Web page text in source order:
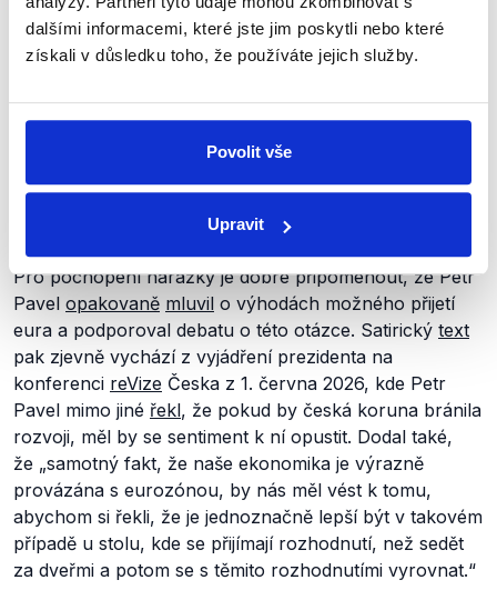
dalšími informacemi, které jste jim poskytli nebo které
získali v důsledku toho, že používáte jejich služby.
Povolit vše
Upravit
jako u koruny platí, že s českým jazykem sedíme za
dveřmi.“ V satirické verzi jsou argumenty, které se
běžně objevují v diskusi o společné evropské měně,
českého jazyka němčinou.„Opusťme staré relikty, které
nám brání v postupu. Korunu i jazyk. Budoucnost patří
pokroku,“zmiňuje například autor příspěvku údajná
Pro pochopení narážky je dobré připomenout, že Petr
Pavel opakovaně mluvil o výhodách možného přijetí
eura a podporoval debatu o této otázce. Satirický text
pak zjevně vychází z vyjádření prezidenta na
konferenci reVize Česka z 1. června 2026, kde Petr
Pavel mimo jiné řekl, že pokud by česká koruna bránila
rozvoji, měl by se sentiment k ní opustit. Dodal také,
že „samotný fakt, že naše ekonomika je výrazně
provázána s eurozónou, by nás měl vést k tomu,
abychom si řekli, že je jednoznačně lepší být v takovém
případě u stolu, kde se přijímají rozhodnutí, než sedět
za dveřmi a potom se s těmito rozhodnutími vyrovnat.“